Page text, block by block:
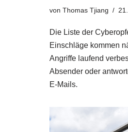
von Thomas Tjiang
Die Liste der
Einschläge kommen
Angriffe laufend
Absender oder
E-Mails.